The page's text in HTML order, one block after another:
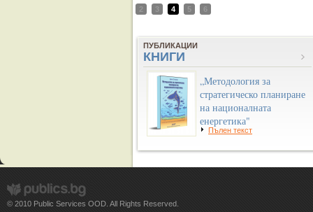
2 3 4 5 6
ПУБЛИКАЦИИ
КНИГИ
„Методология за
стратегическо планиране
на националната
енергетика"
Пълен текст
© 2010 Public Services OOD. All Rights Reserved.